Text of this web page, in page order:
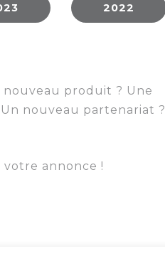
2022
nouveau produit ? Une
nouveau partenariat ?
annonce !